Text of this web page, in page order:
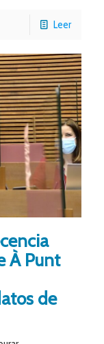
Leer
À Punt
de